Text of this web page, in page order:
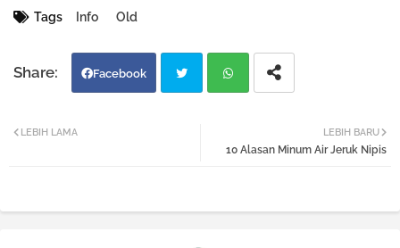
Tags Info Old
Facebook
atsa
LEBIH BARU
10 Alasan Minum Air Jeruk Nipis
LEBIH LAMA